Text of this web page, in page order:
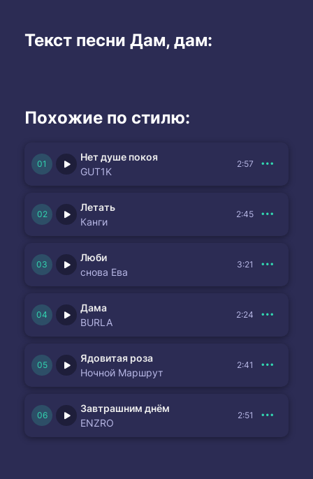
Текст песни Дам, дам:
Похожие по стилю:
Нет душе покоя
GUT1K
2:57
Летать
Канги
2:45
Люби
снова Ева
3:21
Дама
BURLA
2:24
Ядовитая роза
Ночной Маршрут
2:41
Завтрашним днём
ENZRO
2:51